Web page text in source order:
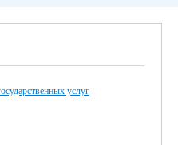
услуг